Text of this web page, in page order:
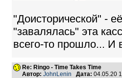
"Доисторической" -
"завалялась" эта
всего-то прошло... И
Re: Ringo - Time Takes Time
Автор: JohnLenin Дата: 04.05.20